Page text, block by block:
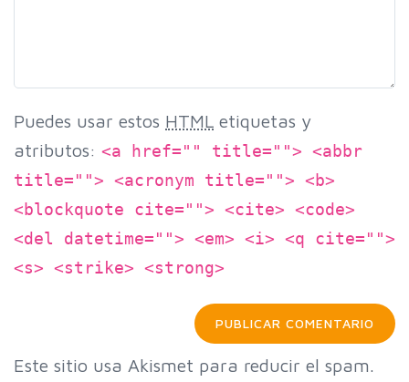
Puedes usar estos HTML etiquetas y
atributos: <a href="" title=""> <abbr
title=""> <acronym title=""> <b>
<blockquote cite=""> <cite> <code>
<del datetime=""> <em> <i> <q cite="">
<s> <strike> <strong>
Este sitio usa Akismet para reducir el spam.